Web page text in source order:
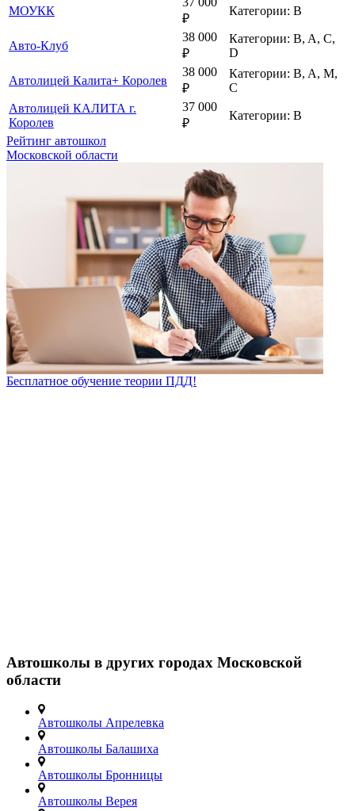
МОУКК
₽
Категории: B
Авто-Клуб
38 000
₽
Категории: B, A, C,
D
Автолицей Калита+ Королев
38 000
₽
Категории: B, A, M,
C
Автолицей КАЛИТА г.
Королев
37 000
₽
Категории: B
Рейтинг автошкол
Московской области
Бесплатное обучение теории ПДД!
Автошколы в других городах Московской
области
Автошколы Апрелевка
Автошколы Балашиха
Автошколы Бронницы
Автошколы Верея